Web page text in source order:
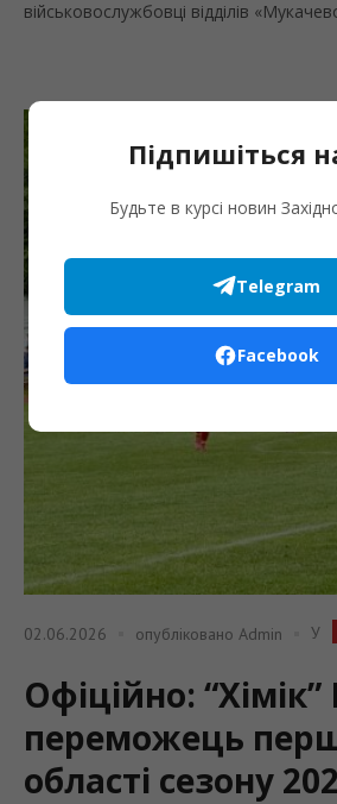
військовослужбовці відділів
02.06.2026 опубліковано Admin У
Офіційно:
переможець
області сезону
Підпишіться
Будьте в курсі новин
Telegram
Facebook